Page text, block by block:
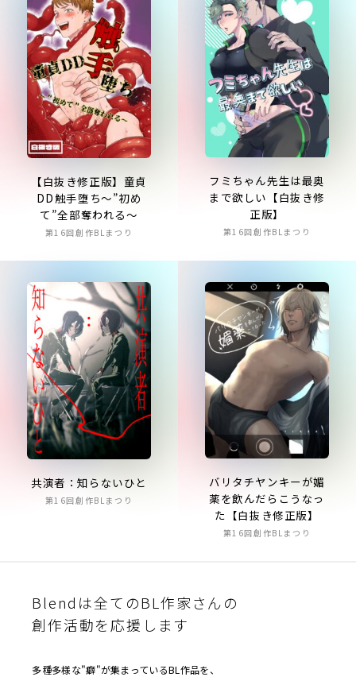
【白抜き修正版】童貞
DD触手堕ち～”初め
て”全部奪われる～
第16回創作BLまつり
フミちゃん先生は最奥
まで欲しい【白抜き修
正版】
第16回創作BLまつり
共演者：知らないひと
第16回創作BLまつり
バリタチヤンキーが媚
薬を飲んだらこうなっ
た【白抜き修正版】
第16回創作BLまつり
Blendは全てのBL作家さんの
創作活動を応援します
多種多様な"癖"が集まっているBL作品を、